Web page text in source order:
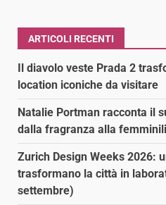
ARTICOLI RECENTI
Il diavolo veste Prada 2
location iconiche da visitare
Natalie Portman racconta il
dalla fragranza alla
Zurich Design Weeks 2026:
trasformano la città in
settembre)